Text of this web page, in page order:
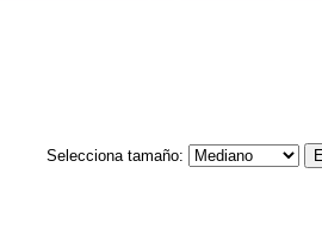
Selecciona tamaño: